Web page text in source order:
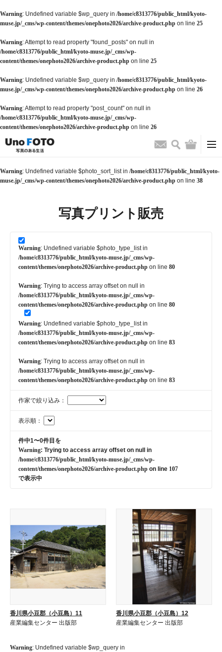
Warning: Undefined variable $wp_query in /home/c8313776/public_html/kyoto-
muse.jp/_cms/wp-content/themes/onephoto2026/archive-product.php on line 25
Warning: Attempt to read property "found_posts" on null in
/home/c8313776/public_html/kyoto-muse.jp/_cms/wp-
content/themes/onephoto2026/archive-product.php on line 25
Warning: Undefined variable $wp_query in /home/c8313776/public_html/kyoto-
muse.jp/_cms/wp-content/themes/onephoto2026/archive-product.php on line 26
Warning: Attempt to read property "post_count" on null in
/home/c8313776/public_html/kyoto-muse.jp/_cms/wp-
content/themes/onephoto2026/archive-product.php on line 26
お問い合わせ
検索 バッグ
Warning: Undefined variable $photo_sort_list in /home/c8313776/public_html/kyoto-
muse.jp/_cms/wp-content/themes/onephoto2026/archive-product.php on line 38
写真プリント販売
Warning: Undefined variable $photo_type_list in
/home/c8313776/public_html/kyoto-muse.jp/_cms/wp-
content/themes/onephoto2026/archive-product.php on line 80
Warning: Trying to access array offset on null in
/home/c8313776/public_html/kyoto-muse.jp/_cms/wp-
content/themes/onephoto2026/archive-product.php on line 80
Warning: Undefined variable $photo_type_list in
/home/c8313776/public_html/kyoto-muse.jp/_cms/wp-
content/themes/onephoto2026/archive-product.php on line 83
Warning: Trying to access array offset on null in
/home/c8313776/public_html/kyoto-muse.jp/_cms/wp-
content/themes/onephoto2026/archive-product.php on line 83
作家で絞り込み：
表示順：
件中1〜0件目を
Warning: Trying to access array offset on null in
/home/c8313776/public_html/kyoto-muse.jp/_cms/wp-
content/themes/onephoto2026/archive-product.php on line 107
で表示中
香川県小豆郡（小豆島）11
産業編集センター 出版部
香川県小豆郡（小豆島）12
産業編集センター 出版部
Warning: Undefined variable $wp_query in